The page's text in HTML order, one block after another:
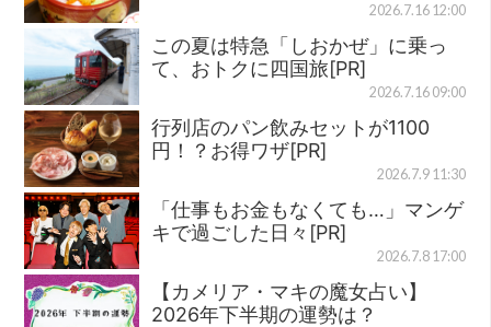
2026.7.16 12:00
この夏は特急「しおかぜ」に乗っ
て、おトクに四国旅[PR]
2026.7.16 09:00
行列店のパン飲みセットが1100
円！？お得ワザ[PR]
2026.7.9 11:30
「仕事もお金もなくても…」マンゲ
キで過ごした日々[PR]
2026.7.8 17:00
【カメリア・マキの魔女占い】
2026年下半期の運勢は？